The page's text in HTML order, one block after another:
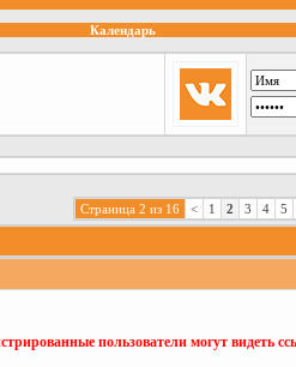
Календарь
Страница 2 из 16 < 1 2 3 4 5
пользователи могут видеть